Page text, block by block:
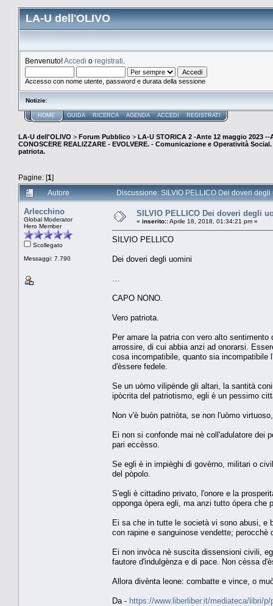
LA-U dell'OLIVO
Benvenuto!Accedi o registrati
Accesso con nome utente, password e durata della sessione
Notizie:
HOME GUIDA RICERCA AGENDA ACCEDI REGISTRATI
LA-U dell'OLIVO > Forum Pubblico > LA-U STORICA 2 -Ante 12 maggio 2023 --
CONOSCERE REALIZZARE - EVOLVERE. - Comunicazione e Operatività
patriota.
Pagine: [1]
Autore
Discussione: SILVIO PELLICO Dei doveri
Arlecchino
Global Moderator
Hero Member
Scollegato
Messaggi: 7.790
SILVIO PELLICO Dei doveri degli
« inserito::Aprile 18, 2018, 01:34:21 pm »
SILVIO PELLICO
Dei doveri degli uomini
CAPO NONO.
Vero patriota.
Per amare la patria con vero alto
arrossire, di cui abbia anzi ad onorarsi.
cosa incompatibile, quanto sia incompatibile
d'èssere fedele.
Se un uòmo vilipènde gli altari, la santità
ipòcrita del patriotismo, egli è un pessimo
Non v'è buòn patriòta, se non l'uòmo
Ei non si confonde mai nè coll'adulatore dei
pari eccèsso.
Se egli è in impièghi di govèrno, militari o
del pòpolo.
S'egli è cittadino privato, l'onore e la
opponga òpera egli, ma anzi tutto òpera che
Ei sa che in tutte le società vi sono abusi, e
con rapine e sanguinose vendette;
Ei non invòca nè suscita dissensioni civili,
fautore d'indulgènza e di pace. Non cèssa
Allora divènta leone: combatte e vince, o
Da - https://www.liberliber.it/mediateca/libri/